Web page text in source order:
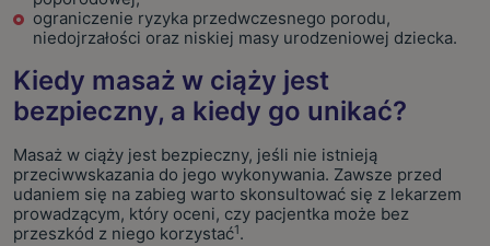
ograniczenie ryzyka przedwczesnego porodu,
niedojrzałości oraz niskiej masy urodzeniowej dziecka.
Kiedy masaż w ciąży jest
bezpieczny, a kiedy go unikać?
Masaż w ciąży jest bezpieczny, jeśli nie istnieją
przeciwwskazania do jego wykonywania. Zawsze przed
udaniem się na zabieg warto skonsultować się z lekarzem
prowadzącym, który oceni, czy pacjentka może bez
przeszkód z niego korzystać1.